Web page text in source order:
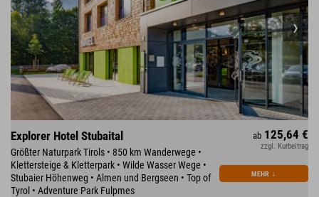
Explorer Hotel Stubaital
Größter Naturpark Tirols • 850 km Wanderwege •
Klettersteige & Kletterpark • Wilde Wasser Wege •
Stubaier Höhenweg • Almen und Bergseen • Top of
Tyrol • Adventure Park Fulpmes
ab 125,64 €
zzgl. Kurbeitrag
MEHR ↓